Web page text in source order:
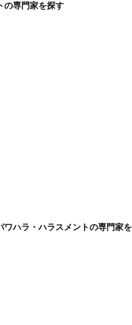
の専門家を探す
ハラ・ハラスメントの専門家を